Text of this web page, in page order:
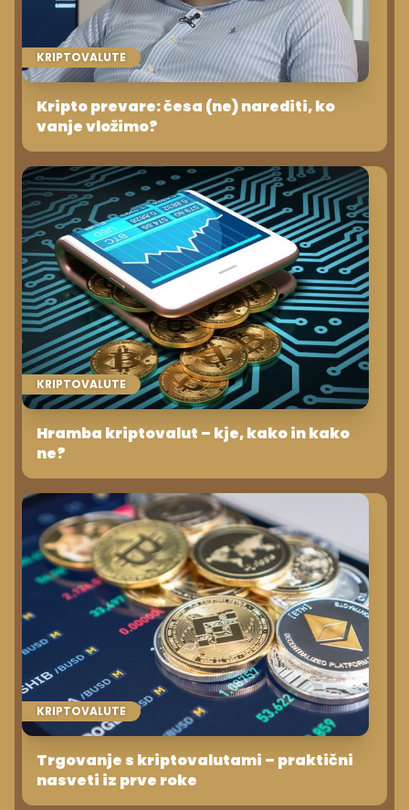
KRIPTOVALUTE
Kripto prevare: česa (ne) narediti, ko
vanje vložimo?
KRIPTOVALUTE
Hramba kriptovalut – kje, kako in kako
ne?
KRIPTOVALUTE
Trgovanje s kriptovalutami – praktični
nasveti iz prve roke